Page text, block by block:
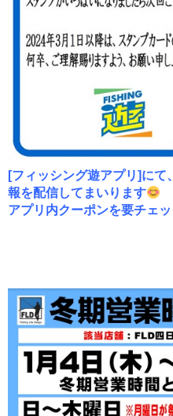
[フィッシング遊アプリ]に
報を配信してまいります
アプリ内クーポンを要チェッ